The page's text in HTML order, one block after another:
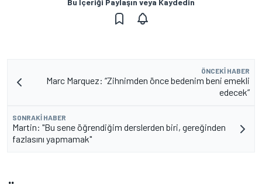
Bu İçeriği Paylaşın veya Kaydedin
ÖNCEKI HABER
Marc Marquez: “Zihnimden önce bedenim beni emekli
edecek”
SONRAKI HABER
Martin: "Bu sene öğrendiğim derslerden biri, gereğinden
fazlasını yapmamak"